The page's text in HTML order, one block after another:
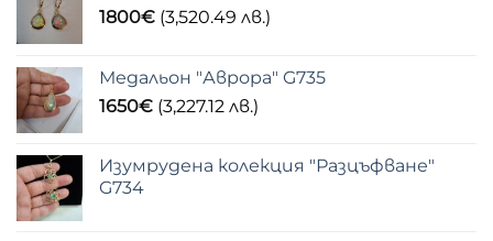
1800€ (3,520.49 лв.)
Медальон "Аврора" G735
1650€ (3,227.12 лв.)
Изумрудена колекция "Разцъфване"
G734